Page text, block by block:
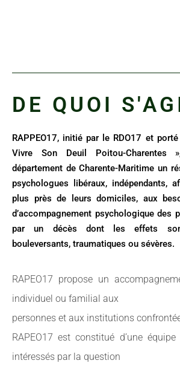
DE QUOI
RAPPEO17, initié par le RDO17 et
Vivre Son Deuil Poitou-
département de Charente-Maritime un
psychologues libéraux, indépendants,
plus près de leurs domiciles, aux
d’accompagnement psychologique des
par un décès dont les effets
bouleversants, traumatiques ou sévères.
RAPEO17 propose un
individuel ou familial aux
personnes et aux institutions
RAPEO17 est constitué d’une
intéressés par la question